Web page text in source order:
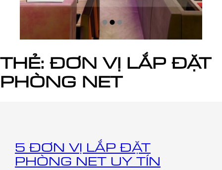
THẺ: ĐƠN VỊ LẮP ĐẶT
PHÒNG NET
5 ĐƠN VỊ LẮP ĐẶT
PHÒNG NET UY TÍN